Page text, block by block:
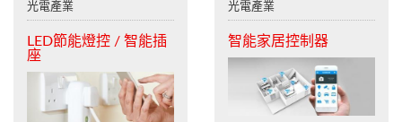
光電產業
LED節能燈控 / 智能插
座
光電產業
智能家居控制器